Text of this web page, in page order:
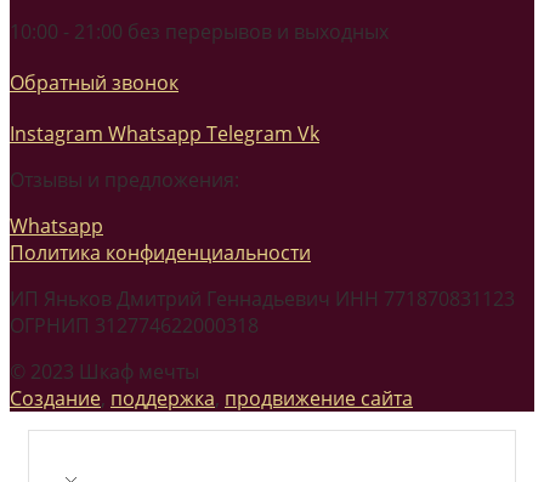
10:00 - 21:00 без перерывов и выходных
Обратный звонок
Instagram Whatsapp Telegram Vk
Отзывы и предложения:
Whatsapp
Политика конфиденциальности
ИП Яньков Дмитрий Геннадьевич ИНН 771870831123
ОГРНИП 312774622000318
© 2023 Шкаф мечты
Создание, поддержка, продвижение сайта